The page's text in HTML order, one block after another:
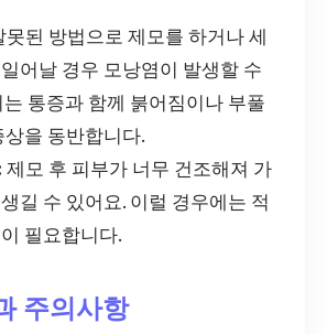
못된 방법으로 제모를 하거나 세
어날 경우 모낭염이 발생할 수
는 통증과 함께 붉어짐이나 부풀
상을 동반합니다.
제모 후 피부가 너무 건조해져 가
길 수 있어요. 이럴 경우에는 적
필요합니다.
주의사항